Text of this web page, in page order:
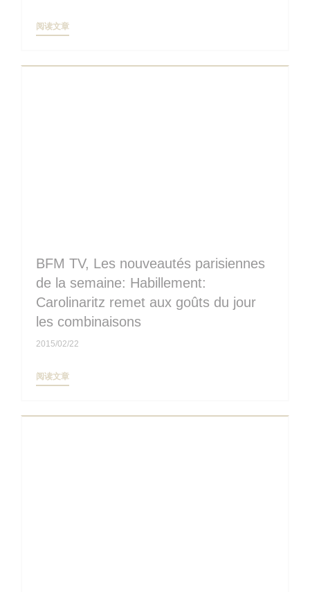
阅读文章((在新窗口中打开))
BFM TV, Les nouveautés parisiennes
de la semaine: Habillement:
Carolinaritz remet aux goûts du jour
les combinaisons
2015/02/22
阅读文章((在新窗口中打开))